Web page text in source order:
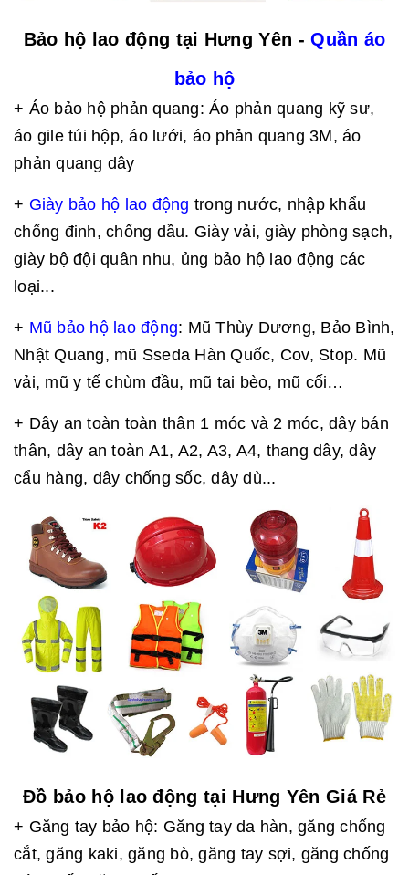
Bảo hộ lao động tại Hưng Yên -Quần áo
bảo hộ
+ Áo bảo hộ phản quang: Áo phản quang kỹ sư,
áo gile túi hộp, áo lưới, áo phản quang 3M, áo
phản quang dây
+ Giày bảo hộ lao động trong nước, nhập khẩu
chống đinh, chống dầu. Giày vải, giày phòng sạch,
giày bộ đội quân nhu, ủng bảo hộ lao động các
loại...
+ Mũ bảo hộ lao động: Mũ Thùy Dương, Bảo Bình,
Nhật Quang, mũ Sseda Hàn Quốc, Cov, Stop. Mũ
vải, mũ y tế chùm đầu, mũ tai bèo, mũ cối…
+ Dây an toàn toàn thân 1 móc và 2 móc, dây bán
thân, dây an toàn A1, A2, A3, A4, thang dây, dây
cẩu hàng, dây chống sốc, dây dù...
Đồ bảo hộ lao động tại Hưng Yên Giá Rẻ
+ Găng tay bảo hộ: Găng tay da hàn, găng chống
cắt, găng kaki, găng bò, găng tay sợi, găng chống